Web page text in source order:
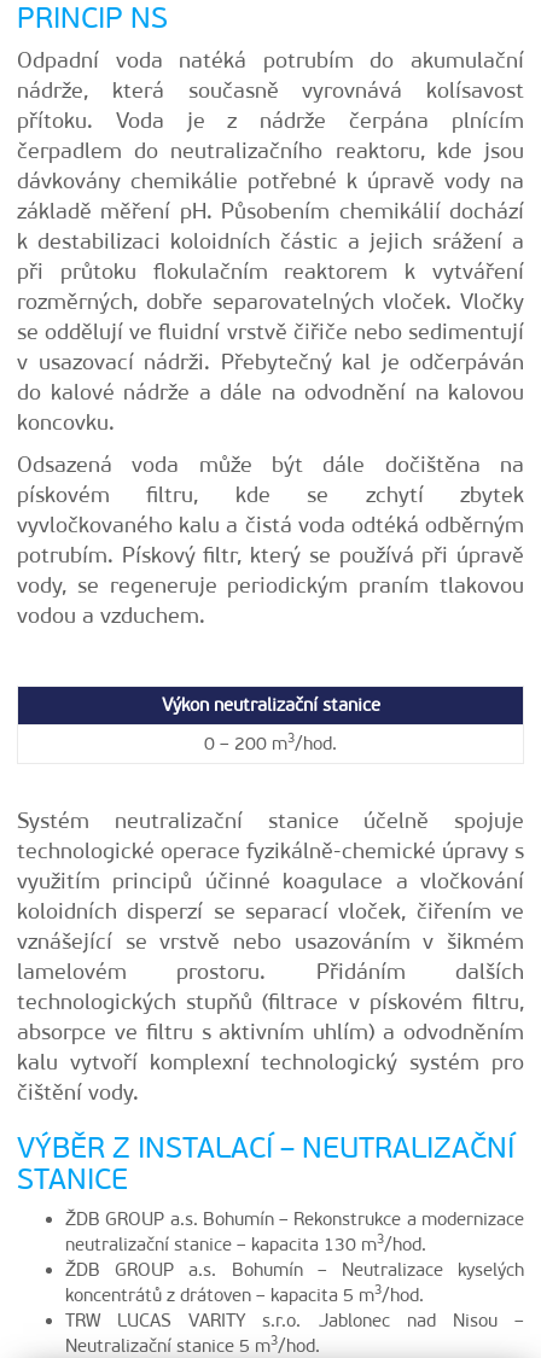
PRINCIP NS
Odpadní voda natéká potrubím do akumulační
nádrže, která současně vyrovnává kolísavost
přítoku. Voda je z nádrže čerpána plnícím
čerpadlem do neutralizačního reaktoru, kde jsou
dávkovány chemikálie potřebné k úpravě vody na
základě měření pH. Působením chemikálií dochází
k destabilizaci koloidních částic a jejich srážení a
při průtoku flokulačním reaktorem k vytváření
rozměrných, dobře separovatelných vloček. Vločky
se oddělují ve fluidní vrstvě čiřiče nebo sedimentují
v usazovací nádrži. Přebytečný kal je odčerpáván
do kalové nádrže a dále na odvodnění na kalovou
koncovku.
Odsazená voda může být dále dočištěna na
pískovém filtru, kde se zchytí zbytek
vyvločkovaného kalu a čistá voda odtéká odběrným
potrubím. Pískový filtr, který se používá při úpravě
vody, se regeneruje periodickým praním tlakovou
vodou a vzduchem.
Výkon neutralizační stanice
0 – 200 m3/hod.
Systém neutralizační stanice účelně spojuje
technologické operace fyzikálně-chemické úpravy s
využitím principů účinné koagulace a vločkování
koloidních disperzí se separací vloček, čiřením ve
vznášející se vrstvě nebo usazováním v šikmém
lamelovém prostoru. Přidáním dalších
technologických stupňů (filtrace v pískovém filtru,
absorpce ve filtru s aktivním uhlím) a odvodněním
kalu vytvoří komplexní technologický systém pro
čištění vody.
VÝBĚR Z INSTALACÍ – NEUTRALIZAČNÍ
STANICE
ŽDB GROUP a.s. Bohumín – Rekonstrukce a modernizace
neutralizační stanice – kapacita 130 m3/hod.
ŽDB GROUP a.s. Bohumín – Neutralizace kyselých
koncentrátů z drátoven – kapacita 5 m3/hod.
TRW LUCAS VARITY s.r.o. Jablonec nad Nisou –
Neutralizační stanice 5 m3/hod.